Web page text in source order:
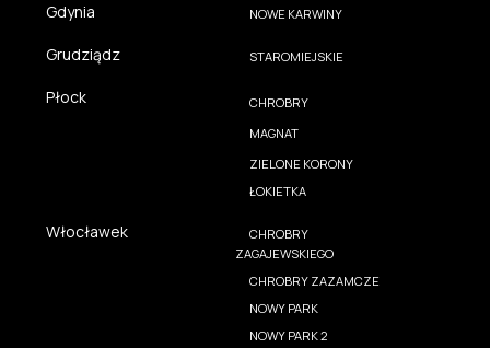
Gdynia NOWE KARWINY
Grudziądz STAROMIEJSKIE
Płock
CHROBRY
MAGNAT
ZIELONE KORONY
ŁOKIETKA
Włocławek
CHROBRY
ZAGAJEWSKIEGO
CHROBRY ZAZAMCZE
NOWY PARK
NOWY PARK 2